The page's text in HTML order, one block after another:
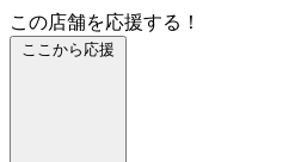
この店舗を応援する！
ここから応援